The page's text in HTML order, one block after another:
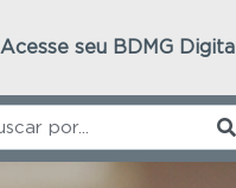
Acesse seu BDMG Digital